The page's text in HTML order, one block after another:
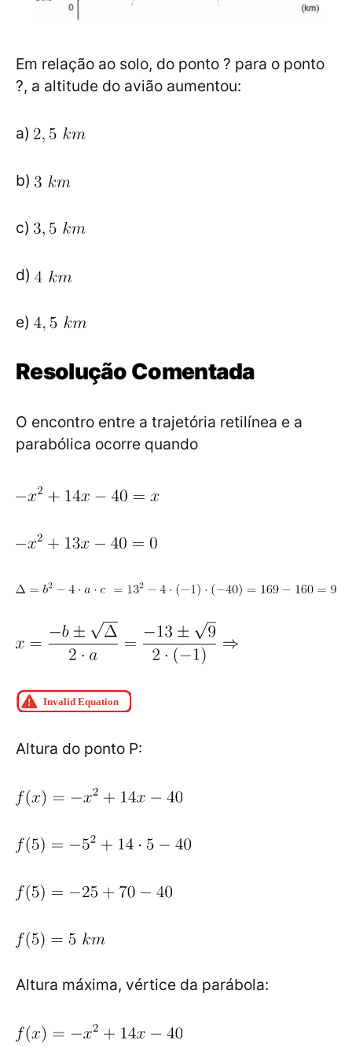
Em relação ao solo, do ponto ? para o ponto
?, a altitude do avião aumentou:
a)
b)
c)
d)
e)
Resolução Comentada
O encontro entre a trajetória retilínea e a
parabólica ocorre quando
Altura do ponto P:
Altura máxima, vértice da parábola: